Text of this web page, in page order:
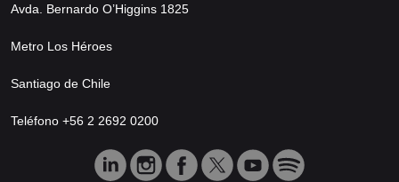
Avda. Bernardo O’Higgins 1825
Metro Los Héroes
Santiago de Chile
Teléfono +56 2 2692 0200